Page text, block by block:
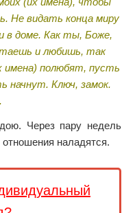
Не видать конца миру
в доме. Как ты, Боже,
и любишь, так
имена) полюбят, пусть
начнут. Ключ, замок.
Через пару недель
наладятся.